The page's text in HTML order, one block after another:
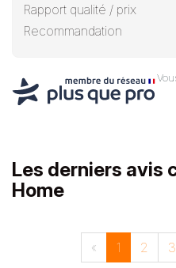
Rapport qualité / prix
Recommandation
Les derniers avis
Home
« 1 2 3